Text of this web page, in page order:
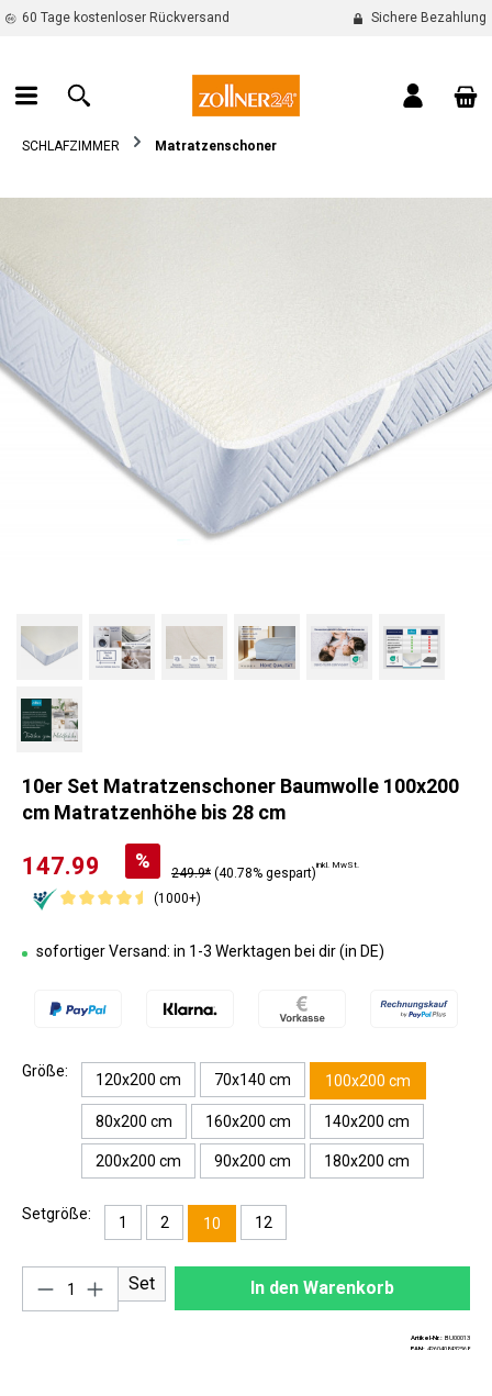
springen
60 Tage kostenloser Rückversand Sichere Bezahlung
SCHLAFZIMMER Matratzenschoner
10er Set Matratzenschoner Baumwolle 100x200
cm Matratzenhöhe bis 28 cm
147.99 %
249.9* (40.78% gespart)
inkl. MwSt.
(1000+)
sofortiger Versand: in 1-3 Werktagen bei dir (in DE)
Größe: 120x200 cm 70x140 cm 100x200 cm
80x200 cm 160x200 cm 140x200 cm
200x200 cm 90x200 cm 180x200 cm
Setgröße: 1 2 10 12
Produkt Anzahl: Gib den gewünschten
Set In den Warenkorb
Artikel-Nr.: BU00013
EAN: 4260408432568